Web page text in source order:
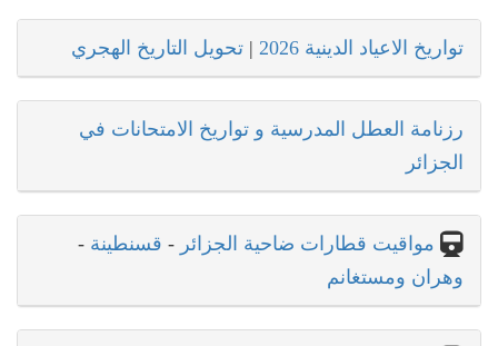
تواريخ الاعياد الدينية 2026 | تحويل التاريخ الهجري
رزنامة العطل المدرسية و تواريخ الامتحانات في
الجزائر
مواقيت قطارات ضاحية الجزائر- قسنطينة-
وهران ومستغانم